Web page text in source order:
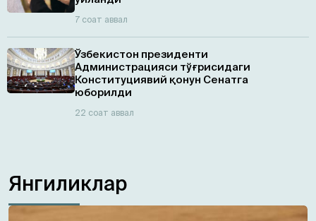
7 соат аввал
Ўзбекистон президенти
Администрацияси тўғрисидаги
Конституциявий қонун Сенатга
юборилди
22 соат аввал
Янгиликлар